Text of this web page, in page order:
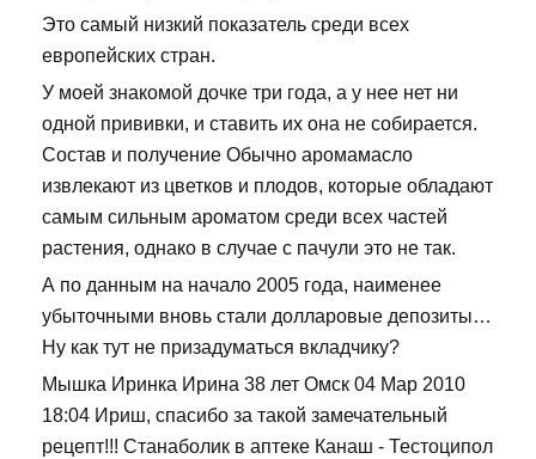
Это самый низкий показатель среди всех
европейских стран.
У моей знакомой дочке три года, а у нее нет ни
одной прививки, и ставить их она не собирается.
Состав и получение Обычно аромамасло
извлекают из цветков и плодов, которые обладают
самым сильным ароматом среди всех частей
растения, однако в случае с пачули это не так.
А по данным на начало 2005 года, наименее
убыточными вновь стали долларовые депозиты…
Ну как тут не призадуматься вкладчику?
Мышка Иринка Ирина 38 лет Омск 04 Мар 2010
18:04 Ириш, спасибо за такой замечательный
рецепт!!! Станаболик в аптеке Канаш - Тестоципол